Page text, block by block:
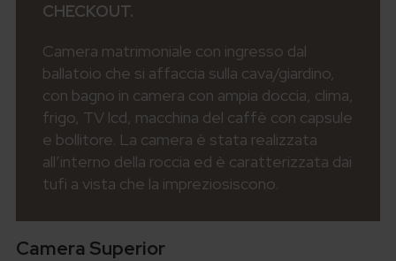
CHECKOUT.
Camera matrimoniale con ingresso dal
ballatoio che si affaccia sulla cava/giardino,
con bagno in camera con ampia doccia, clima,
frigo, TV lcd, macchina del caffè con capsule
e bollitore. La camera è stata realizzata
all’interno della roccia ed è caratterizzata dai
tufi a vista che la impreziosiscono.
Camera Superior